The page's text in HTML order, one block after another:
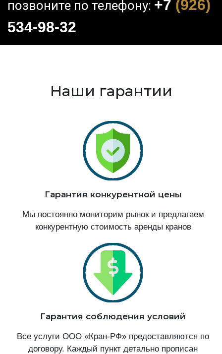
позвоните по телефону: +7 (926)
534-98-32
Наши гарантии
Гарантия конкурентной цены
Мы постоянно мониторим рынок и предлагаем
конкурентную стоимость аренды кранов
Гарантия соблюдения условий
Все услуги ООО «Кран-РФ» предоставляются по
договору. Каждый пункт детально прописан